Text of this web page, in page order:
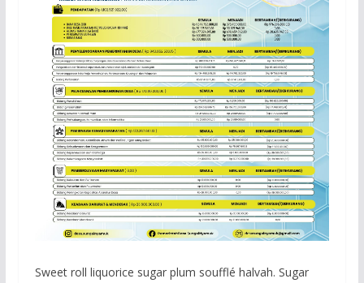
Sweet roll liquorice sugar plum soufflé halvah. Sugar